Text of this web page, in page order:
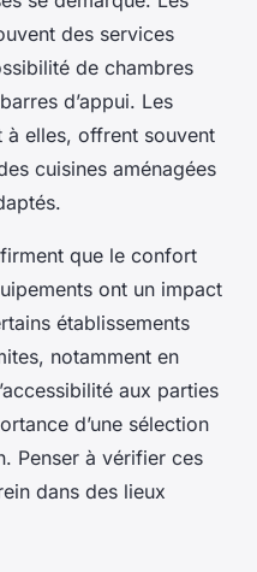
des services
de chambres
d’appui. Les
à elles, offrent souvent
cuisines aménagées
que le confort
ont un impact
établissements
notamment en
aux parties
d’une sélection
Penser à vérifier ces
dans des lieux